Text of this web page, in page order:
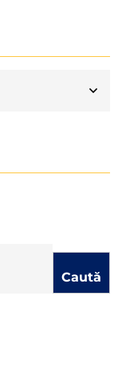
Caută